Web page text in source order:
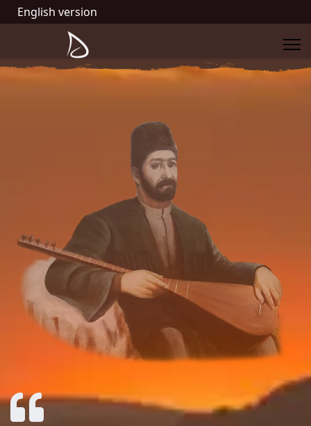
English version